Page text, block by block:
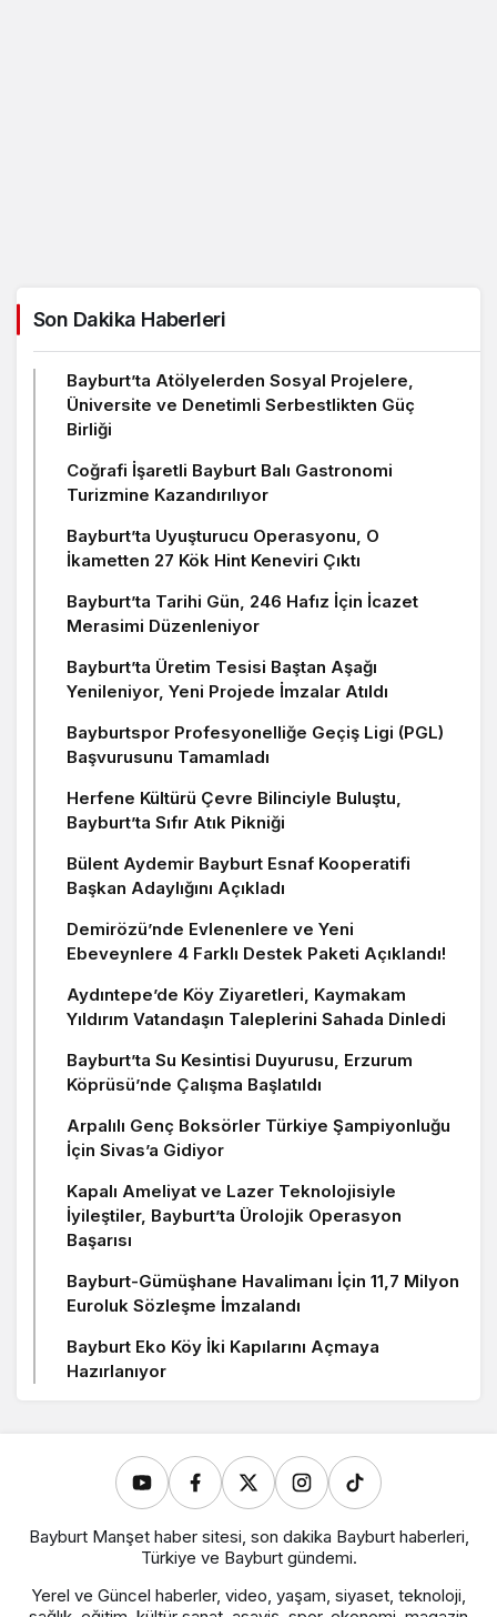
Son Dakika Haberleri
Bayburt’ta Atölyelerden Sosyal Projelere,
Üniversite ve Denetimli Serbestlikten Güç
Birliği
Coğrafi İşaretli Bayburt Balı Gastronomi
Turizmine Kazandırılıyor
Bayburt’ta Uyuşturucu Operasyonu, O
İkametten 27 Kök Hint Keneviri Çıktı
Bayburt’ta Tarihi Gün, 246 Hafız İçin İcazet
Merasimi Düzenleniyor
Bayburt’ta Üretim Tesisi Baştan Aşağı
Yenileniyor, Yeni Projede İmzalar Atıldı
Bayburtspor Profesyonelliğe Geçiş Ligi (PGL)
Başvurusunu Tamamladı
Herfene Kültürü Çevre Bilinciyle Buluştu,
Bayburt’ta Sıfır Atık Pikniği
Bülent Aydemir Bayburt Esnaf Kooperatifi
Başkan Adaylığını Açıkladı
Demirözü’nde Evlenenlere ve Yeni
Ebeveynlere 4 Farklı Destek Paketi Açıklandı!
Aydıntepe’de Köy Ziyaretleri, Kaymakam
Yıldırım Vatandaşın Taleplerini Sahada Dinledi
Bayburt’ta Su Kesintisi Duyurusu, Erzurum
Köprüsü’nde Çalışma Başlatıldı
Arpalılı Genç Boksörler Türkiye Şampiyonluğu
İçin Sivas’a Gidiyor
Kapalı Ameliyat ve Lazer Teknolojisiyle
İyileştiler, Bayburt’ta Ürolojik Operasyon
Başarısı
Bayburt-Gümüşhane Havalimanı İçin 11,7 Milyon
Euroluk Sözleşme İmzalandı
Bayburt Eko Köy İki Kapılarını Açmaya
Hazırlanıyor
Bayburt Manşet haber sitesi, son dakika Bayburt haberleri,
Türkiye ve Bayburt gündemi.
Yerel ve Güncel haberler, video, yaşam, siyaset, teknoloji,